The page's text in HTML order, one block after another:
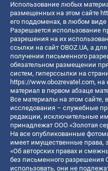
Использование любых
размещенных на этом сайте
его поддоменах, в любом виде
Разрешается использование
разрешения на их
ссылки на сайт OBOZ.UA, а
получении письменного
обязательном размещении
систем, гиперссылки на
https://www.obozrevatel.com, на
материал в первом абзаце
Все материалы на этом сайте,
исследования – служебные
редакции, исключительные
принадлежат ООО «Золотая
На все опубликованные
имеет имущественные
«Об авторских правах и
без письменного разрешения
использовать, они не